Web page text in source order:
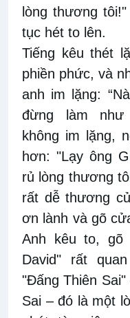
lòng thương
tục hét to lên.
Tiếng kêu thét
phiền phức, và
anh im lặng:
đừng làm như
không im lặng,
hơn: "Lạy ông
rủ lòng thương
rất dễ thương
ơn lành và gõ
Anh kêu to, gõ
David" rất
"Đấng Thiên
Sai – đó là một